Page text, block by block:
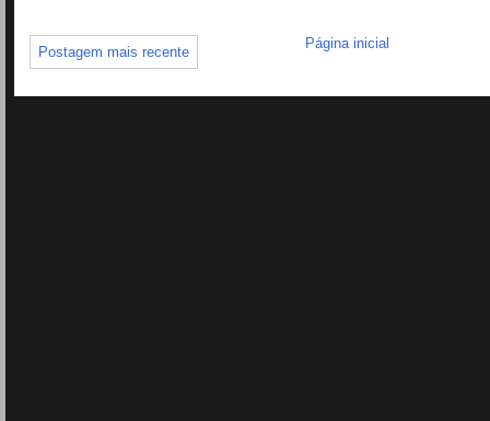
Postagem mais recente
Página inicial